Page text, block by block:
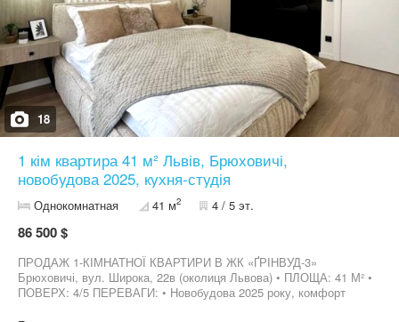
18
1 кім квартира 41 м² Львів, Брюховичі,
новобудова 2025, кухня-студія
Однокомнатная 41 м2 4 / 5 эт.
86 500 $
ПРОДАЖ 1-КІМНАТНОЇ КВАРТИРИ В ЖК «ҐРІНВУД-3»
Брюховичі, вул. Широка, 22в (околиця Львова) • ПЛОЩА: 41 М² •
ПОВЕРХ: 4/5 ПЕРЕВАГИ: • Новобудова 2025 року, комфорт